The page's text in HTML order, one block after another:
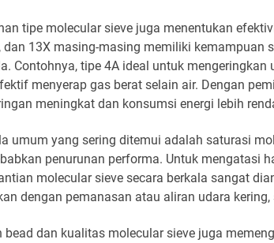
tipe molecular sieve juga menentukan
dan 13X masing-masing memiliki kemampuan
Contohnya, tipe 4A ideal untuk mengeringkan
menyerap gas berat selain air. Dengan
meningkat dan konsumsi energi lebih
umum yang sering ditemui adalah saturasi
penurunan performa. Untuk mengatasi
molecular sieve secara berkala sangat
dengan pemanasan atau aliran udara kering,
bead dan kualitas molecular sieve juga